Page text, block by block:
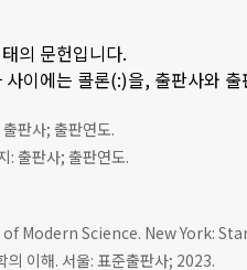
의 문헌입니다.
이에는 콜론(:)을, 출판사와
판사; 출판연도.
: 출판사; 출판연도.
Modern Science. New York:
의 이해. 서울: 표준출판사; 2023.